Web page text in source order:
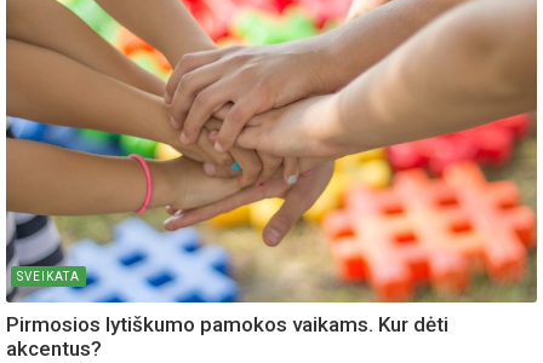
SVEIKATA
Pirmosios lytiškumo pamokos vaikams. Kur dėti
akcentus?